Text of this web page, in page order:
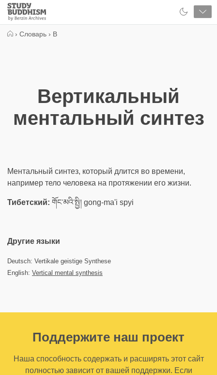
Close
Study
Buddhism
› Словарь › В
Вертикальный
ментальный синтез
Ментальный синтез, который длится во времени,
например тело человека на протяжении его жизни.
Тибетский: གོང་མའི་སྤྱི། gong-ma'i spyi
Другие языки
Deutsch: Vertikale geistige Synthese
English: Vertical mental synthesis
Поддержите наш проект
Наша способность содержать и расширять этот сайт
полностью зависит от вашей поддержки. Если